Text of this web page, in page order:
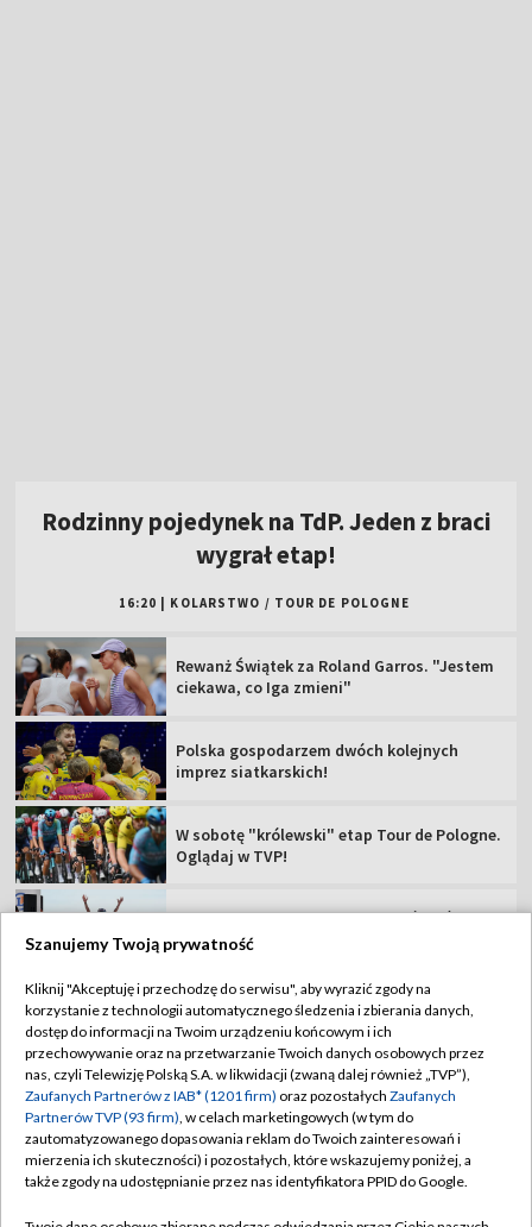
Polska gospodarzem dwóch kolejnych
imprez siatkarskich!
W sobotę "królewski" etap Tour de Pologne.
Popis Polki na najsłynniejszej górze świata!
Rajdowe Samochodowe MP – 82. Rajd Polski
TVP
Abonament TVP
Sklep TVP
Biuro Reklamy
Oferta Handlowa
Regulamin TVP
Polityka prywatności
Moje zgody
Biuro reklamy
Szanujemy Twoją prywatność
Kliknij "Akceptuję i przechodzę do serwisu", aby wyrazić zgody na
korzystanie z technologii automatycznego śledzenia i zbierania danych,
dostęp do informacji na Twoim urządzeniu końcowym i ich
przechowywanie oraz na przetwarzanie Twoich danych osobowych przez
nas, czyli Telewizję Polską S.A. w likwidacji (zwaną dalej również „TVP”),
Zaufanych Partnerów z IAB* (1201 firm) oraz pozostałych Zaufanych
Partnerów TVP (93 firm), w celach marketingowych (w tym do
zautomatyzowanego dopasowania reklam do Twoich zainteresowań i
mierzenia ich skuteczności) i pozostałych, które wskazujemy poniżej, a
także zgody na udostępnianie przez nas identyfikatora PPID do Google.